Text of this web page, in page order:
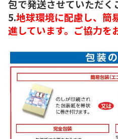
包で発送させていただく
5.地球環境に配慮し、簡
進しています。ご協力を